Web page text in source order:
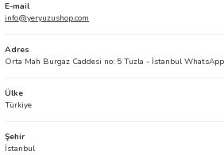
E-mail
info@yeryuzushop.com
Adres
Orta Mah Burgaz Caddesi no: 5 Tuzla - İstanbul
Ülke
Türkiye
Şehir
İstanbul